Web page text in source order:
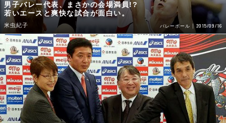
男子バレー代表、まさかの会場満員!?
若いエースと爽快な試合が面白い。
米虫紀子 バレーボール 2015/09/16